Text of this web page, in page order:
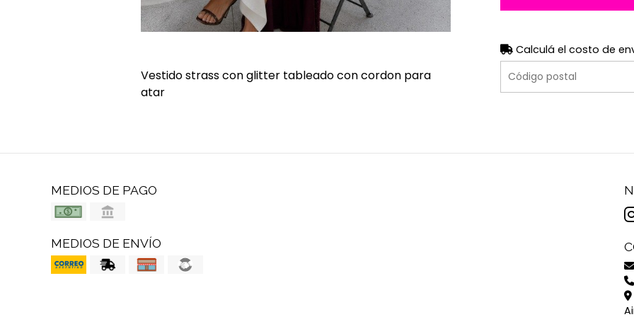
Vestido strass con glitter tableado con cordon para
atar
Calculá el costo de
MEDIOS DE PAGO
MEDIOS DE ENVÍO